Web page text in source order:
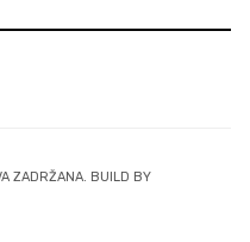
ZADRŽANA. BUILD BY